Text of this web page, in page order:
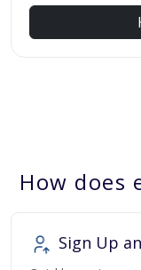
How does
Sign Up